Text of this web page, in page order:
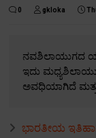
0 gkloka
ನವಶಿಲಾಯುಗದ
ಇದು
ಅವಧಿಯಾಗಿದೆ
ಭಾರತೀಯ